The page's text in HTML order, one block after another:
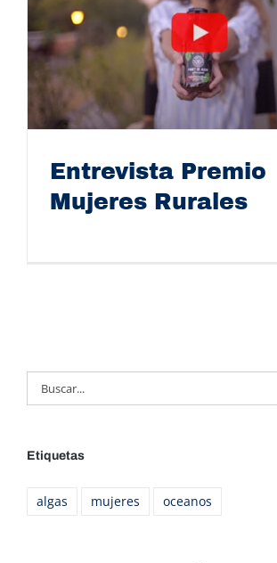
Entrevista Premio
Mujeres Rurales
Buscar:
Etiquetas
algas mujeres oceanos